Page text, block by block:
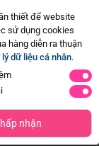
Tương tự
thiết để website
sử dụng cookies
hàng diễn ra thuận
dữ liệu cá nhân.
nhận
hàng